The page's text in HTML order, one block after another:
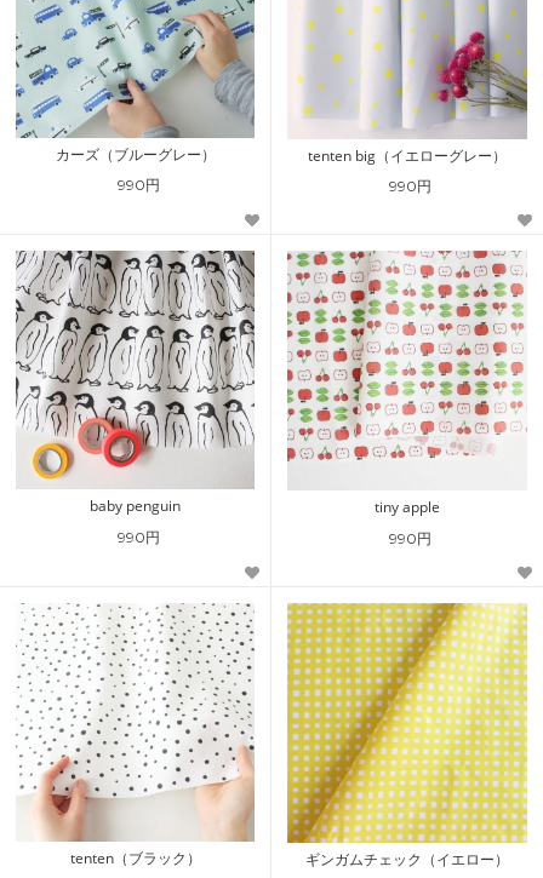
カーズ（ブルーグレー）
990円
tenten big（イエローグレー）
990円
baby penguin
990円
tiny apple
990円
tenten（ブラック） ギンガムチェック（イエロー）